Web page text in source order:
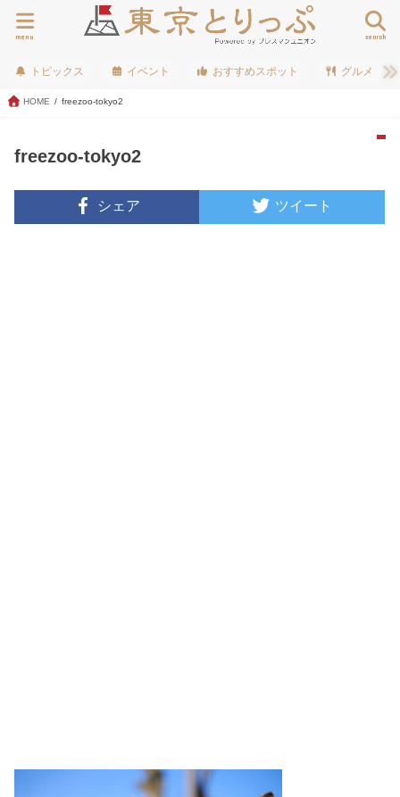
search
menu
トピックス イベント おすすめスポット グルメ
HOME freezoo-tokyo2
freezoo-tokyo2
シェア ツイート